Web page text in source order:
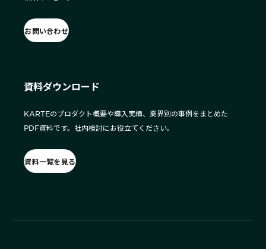
お問い合わせ
資料ダウンロード
KARTEのプロダクト概要や導入実績、業界別の事例をまとめた
PDF資料です。社内検討にお役立てください。
資料一覧を見る